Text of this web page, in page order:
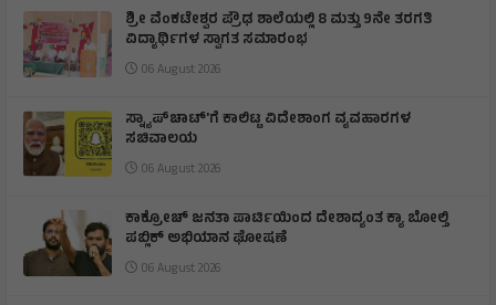
ಶ್ರೀ ವೆಂಕಟೇಶ್ವರ ಪ್ರೌಢ ಶಾಲೆಯಲ್ಲಿ 8 ಮತ್ತು 9ನೇ ತರಗತಿ
ವಿದ್ಯಾರ್ಥಿಗಳ ಸ್ವಾಗತ ಸಮಾರಂಭ
06 August 2026
ಸ್ನ್ಯಾಪ್‌ಚಾಟ್‌'ಗೆ ಕಾಲಿಟ್ಟ ವಿದೇಶಾಂಗ ವ್ಯವಹಾರಗಳ
ಸಚಿವಾಲಯ
06 August 2026
ಕಾಕ್ರೋಚ್ ಜನತಾ ಪಾರ್ಟಿಯಿಂದ ದೇಶಾದ್ಯಂತ ಕ್ಯಾ ಬೋಲ್ತಿ
ಪಬ್ಲಿಕ್ ಅಭಿಯಾನ ಘೋಷಣೆ
06 August 2026